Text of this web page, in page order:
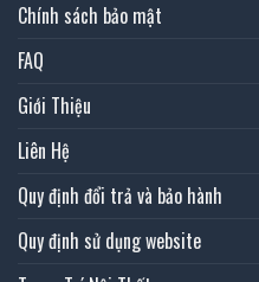
Chính sách bảo mật
FAQ
Giới Thiệu
Liên Hệ
Quy định đổi trả và bảo hành
Quy định sử dụng website